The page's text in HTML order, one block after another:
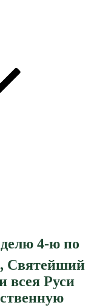
4-ю по
Святейший
всея Руси